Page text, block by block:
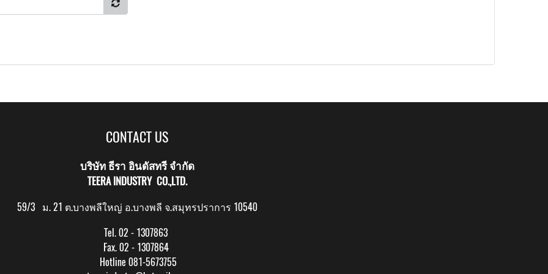
CONTACT US
บริษัท ธีรา อินดัสทรี จำกัด
TEERA INDUSTRY CO.,LTD.
59/3 ม. 21 ต.บางพลีใหญ่ อ.บางพลี จ.สมุทรปราการ 10540
Tel. 02 - 1307863
Fax. 02 - 1307864
Hotline 081-5673755